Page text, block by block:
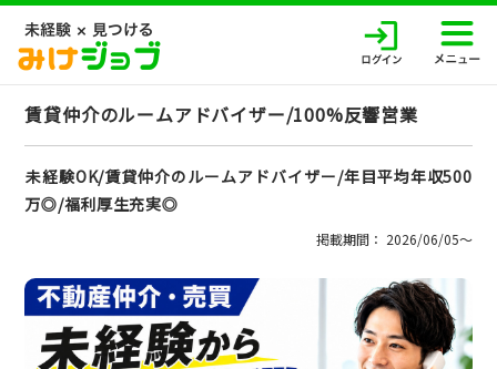
賃貸仲介のルームアドバイザー/100%反響営業
未経験OK/賃貸仲介のルームアドバイザー/年目平均年収500
万◎/福利厚生充実◎
掲載期間： 2026/06/05〜